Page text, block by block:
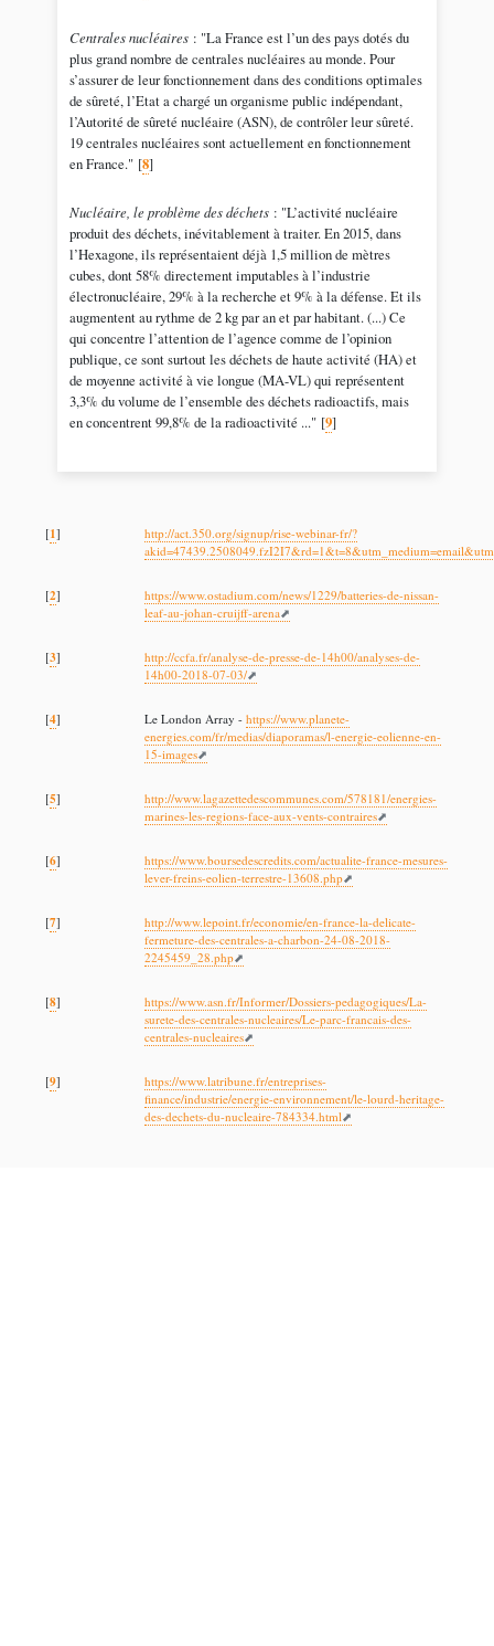
Centrales nucléaires: "La France est l’un des pays dotés du
plus grand nombre de centrales nucléaires au monde. Pour
s’assurer de leur fonctionnement dans des conditions optimales
de sûreté, l’Etat a chargé un organisme public indépendant,
l’Autorité de sûreté nucléaire (ASN), de contrôler leur sûreté.
19 centrales nucléaires sont actuellement en fonctionnement
en France."[8]
Nucléaire, le problème des déchets: "L’activité nucléaire
produit des déchets, inévitablement à traiter. En 2015, dans
l’Hexagone, ils représentaient déjà 1,5 million de mètres
cubes, dont 58% directement imputables à l’industrie
électronucléaire, 29% à la recherche et 9% à la défense. Et ils
augmentent au rythme de 2 kg par an et par habitant. (...) Ce
qui concentre l’attention de l’agence comme de l’opinion
publique, ce sont surtout les déchets de haute activité (HA) et
de moyenne activité à vie longue (MA-VL) qui représentent
3,3% du volume de l’ensemble des déchets radioactifs, mais
en concentrent 99,8% de la radioactivité ..."[9]
[1]
http://act.350.org/signup/rise-webinar-fr/?
[2]
https://www.ostadium.com/news/1229/batteries-de-nissan-
leaf-au-johan-cruijff-arena
[3]
http://ccfa.fr/analyse-de-presse-de-14h00/analyses-de-
14h00-2018-07-03/
[4] Le London Array - https://www.planete-
energies.com/fr/medias/diaporamas/l-energie-eolienne-en-
15-images
[5]
http://www.lagazettedescommunes.com/578181/energies-
marines-les-regions-face-aux-vents-contraires
[6]
https://www.boursedescredits.com/actualite-france-mesures-
lever-freins-eolien-terrestre-13608.php
[7]
http://www.lepoint.fr/economie/en-france-la-delicate-
fermeture-des-centrales-a-charbon-24-08-2018-
2245459_28.php
[8]
https://www.asn.fr/Informer/Dossiers-pedagogiques/La-
surete-des-centrales-nucleaires/Le-parc-francais-des-
centrales-nucleaires
[9]
https://www.latribune.fr/entreprises-
finance/industrie/energie-environnement/le-lourd-heritage-
des-dechets-du-nucleaire-784334.html